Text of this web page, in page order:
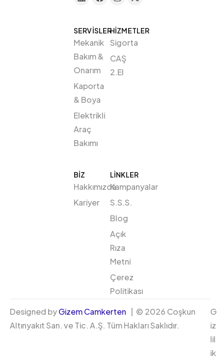
SERVİSLER
Mekanik
Bakım &
Onarım
Kaporta
& Boya
Elektrikli
Araç
Bakımı
HİZMETLER
Sigorta
CAŞ
2.El
BIZ
Hakkımızda
Kariyer
LİNKLER
Kampanyalar
S.S.S.
Blog
Açık
Rıza
Metni
Çerez
Politikası
Designed byGizem Camkerten | © 2026 Coşkun
Altınyakıt San. ve Tic. A.Ş. Tüm Hakları Saklıdır.
G
iz
lil
ik